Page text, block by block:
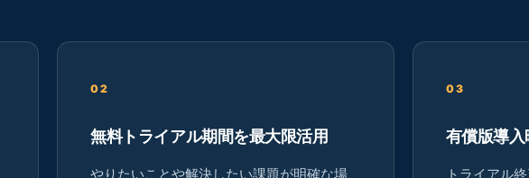
02
無料トライアル期間を最大限活用
やりたいことや解決したい課題が明確な場
03
有償版導
トライアル